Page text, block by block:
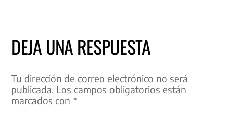
DEJA UNA RESPUESTA
Tu dirección de correo electrónico no será
publicada. Los campos obligatorios están
marcados con*